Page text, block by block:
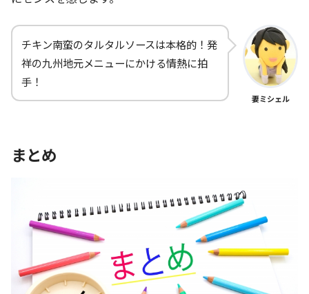
チキン南蛮のタルタルソースは本格的！発
祥の九州地元メニューにかける情熱に拍
手！
妻ミシェル
まとめ